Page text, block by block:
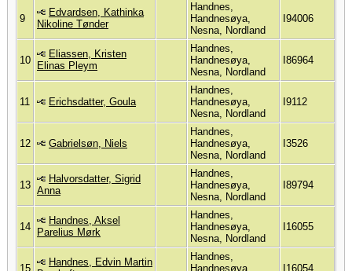
9
Edvardsen, Kathinka
Nikoline Tønder
Handnes,
Handnesøya,
Nesna, Nordland
I94006
10
Eliassen, Kristen
Elinas Pleym
Handnes,
Handnesøya,
Nesna, Nordland
I86964
11 Erichsdatter, Goula
Handnes,
Handnesøya,
Nesna, Nordland
I9112
12 Gabrielsøn, Niels
Handnes,
Handnesøya,
Nesna, Nordland
I3526
13
Halvorsdatter, Sigrid
Anna
Handnes,
Handnesøya,
Nesna, Nordland
I89794
14
Handnes, Aksel
Parelius Mørk
Handnes,
Handnesøya,
Nesna, Nordland
I16055
15
Handnes, Edvin Martin
Handnes,
Handnesøya,
I16054